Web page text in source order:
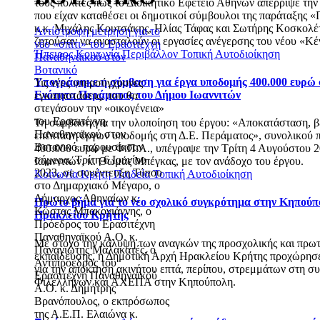
που είχαν καταθέσει οι δημοτικοί σύμβουλοι της παράταξης
κ.κ. Μιχάλης Κουτσάκης, Ηλίας Τάφας και Σωτήρης
ζητούσαν να ανασταλούν οι εργασίες ανέγερσης του νέου
ΉπειροςΚοινωνίαΠεριβάλλον Τοπική Αυτοδιοίκηση
Υπογράφηκε η σύμβαση για έργα υποδομής 400.000 ευρώ
Ενότητα Περάματος του Δήμου Ιωαννιτών
Τη σύμβαση για την υλοποίηση του έργου: «Αποκατάσταση,
επέκταση έργων υποδομής στη Δ.Ε. Περάματος», συνολικού
400.000 ευρώ με Φ.Π.Α., υπέγραψε την Τρίτη 4 Αυγούστου
Ιωαννιτών, κ. Θωμάς Μπέγκας, με τον ανάδοχο του έργου.
ΚοινωνίαΚρήτηΠαιδείαΤοπική Αυτοδιοίκηση
Πρώτο βήμα για το νέο σχολικό συγκρότημα στην
Ηρακλείου Κρήτης
Με στόχο την κάλυψη των αναγκών της προσχολικής και
εκπαίδευσης, η Δημοτική Αρχή Ηρακλείου Κρήτης
για την απόκτηση ακινήτου επτά, περίπου, στρεμμάτων στη
Φιλελλήνων και ΑΧΕΠΑ στην Κηπούπολη.
Αντίστροφη μέτρηση για το
νέο «σπίτι» του Ερασιτέχνη
Παναθηναϊκού στον
Βοτανικό
Τις νέες υπερσύγχρονες
εγκαταστάσεις, που θα
στεγάσουν την «οικογένεια»
του Ερασιτέχνη
Παναθηναϊκού στον
Βοτανικό, παρουσίασαν
σήμερα, Τρίτη 6 Ιουνίου
2023, σε συνέντευξη Τύπου
στο Δημαρχιακό Μέγαρο, ο
Δήμαρχος Αθηναίων κ.
Κώστας Μπακογιάννης, ο
Πρόεδρος του Ερασιτέχνη
Παναθηναϊκού Α.Ο. κ.
Παναγιώτης Μαλακατές, ο
Αντιπρόεδρος του
Ερασιτέχνη Παναθηναϊκού
Α.Ο. κ. Δημήτρης
Βρανόπουλος, ο εκπρόσωπος
της Α.Ε.Π. Ελαιώνα κ.